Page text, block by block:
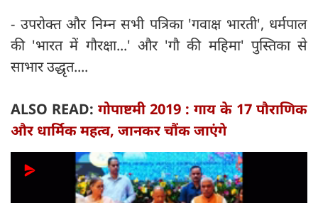
- उपरोक्त और निम्न सभी पत्रिका 'गवाक्ष भारती', धर्मपाल
की 'भारत में गौरक्षा...' और 'गौ की महिमा' पुस्तिका से
साभार उद्धृत....
ALSO READ: गोपाष्टमी 2019 : गाय के 17 पौराणिक
और धार्मिक महत्व, जानकर चौंक जाएंगे